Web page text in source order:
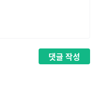
댓글 작성